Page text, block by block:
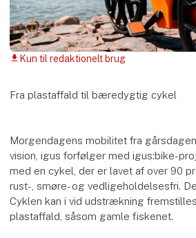
download Kun til redaktionelt brug
Fra plastaffald til bæredygtig cykel
Morgendagens mobilitet fra
vision, igus forfølger med igus:bike-
med en cykel, der er lavet af over 90
rust-, smøre- og vedligeholdelsesfri.
Cyklen kan i vid udstrækning
plastaffald, såsom gamle fiskenet.